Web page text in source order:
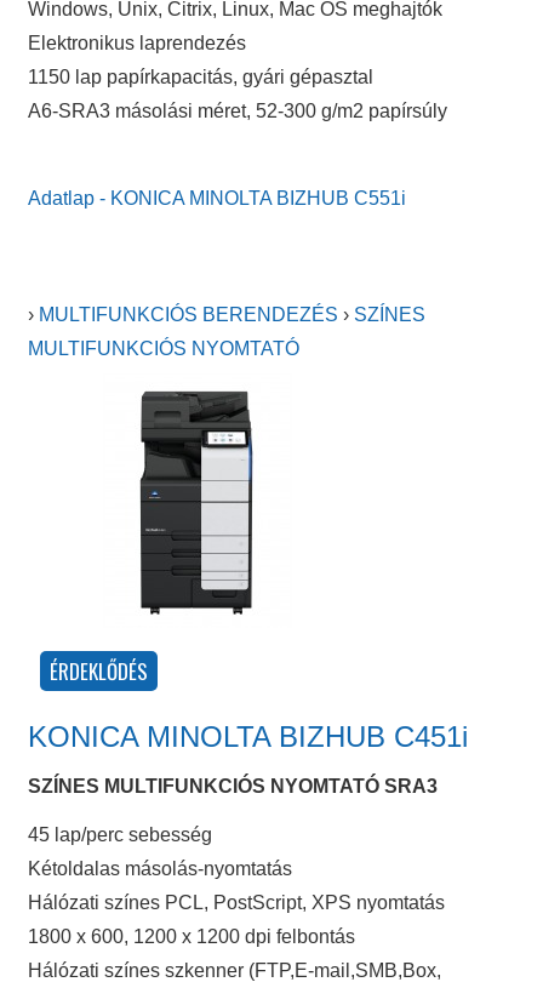
Windows, Unix, Citrix, Linux, Mac OS meghajtók
Elektronikus laprendezés
1150 lap papírkapacitás, gyári gépasztal
A6-SRA3 másolási méret, 52-300 g/m2 papírsúly
Adatlap - KONICA MINOLTA BIZHUB C551i
› MULTIFUNKCIÓS BERENDEZÉS › SZÍNES
MULTIFUNKCIÓS NYOMTATÓ
KONICA MINOLTA BIZHUB C451i
SZÍNES MULTIFUNKCIÓS NYOMTATÓ SRA3
45 lap/perc sebesség
Kétoldalas másolás-nyomtatás
Hálózati színes PCL, PostScript, XPS nyomtatás
1800 x 600, 1200 x 1200 dpi felbontás
Hálózati színes szkenner (FTP,E-mail,SMB,Box,